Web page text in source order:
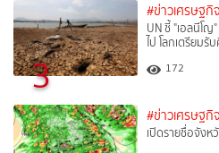
3
#ข่าวเศรษฐกิจ
UN ชี้ "เอลนีโญ
ไป โลกเตรียม
172
#ข่าวเศรษฐกิจ
เปิดรายชื่อจัง